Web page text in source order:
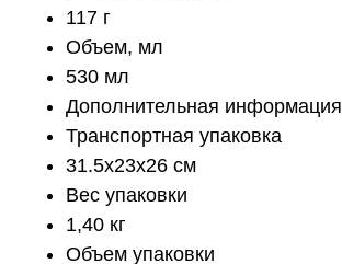
117 г
Объем, мл
530 мл
Дополнительная информация
Транспортная упаковка
31.5x23x26 см
Вес упаковки
1,40 кг
Объем упаковки